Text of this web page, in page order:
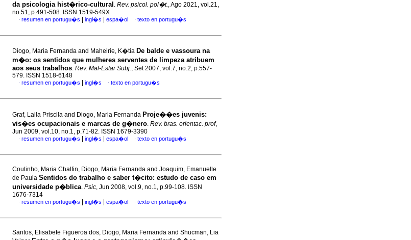
da psicologia hist�rico-cultural . Rev. psicol. pol�t., Ago 2021, vol.21,
no.51, p.491-508. ISSN 1519-549X
· resumen en portugu�s ingl�s espa�ol · texto en portugu�s
Diogo, Maria Fernanda and Maheirie, K�tia De balde e vassoura na
m�o: os sentidos que mulheres serventes de limpeza atribuem
aos seus trabalhos. Rev. Mal-Estar Subj., Set 2007, vol.7, no.2, p.557-
579. ISSN 1518-6148
· resumen en portugu�s ingl�s · texto en portugu�s
Graf, Laila Priscila and Diogo, Maria Fernanda Proje��es juvenis:
vis�es ocupacionais e marcas de g�nero. Rev. bras. orientac. prof,
Jun 2009, vol.10, no.1, p.71-82. ISSN 1679-3390
· resumen en portugu�s ingl�s espa�ol · texto en portugu�s
Coutinho, Maria Chalfin, Diogo, Maria Fernanda and Joaquim, Emanuelle
de Paula Sentidos do trabalho e saber t�cito: estudo de caso em
universidade p�blica. Psic, Jun 2008, vol.9, no.1, p.99-108. ISSN
1676-7314
· resumen en portugu�s ingl�s espa�ol · texto en portugu�s
Santos, Elisabete Figueroa dos, Diogo, Maria Fernanda and Shucman, Lia